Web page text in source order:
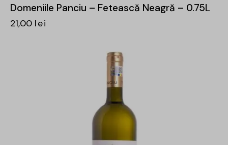
Domeniile Panciu – Fetească Neagră – 0.75L
21,00 lei